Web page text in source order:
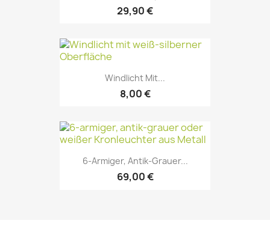
29,90 €
Windlicht Mit...
8,00 €
6-Armiger, Antik-Grauer...
69,00 €